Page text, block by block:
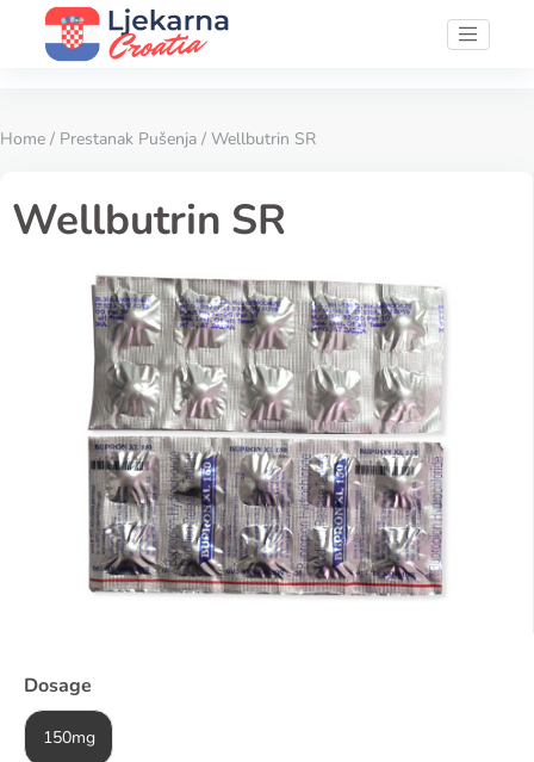
Home / Prestanak Pušenja / Wellbutrin SR
Wellbutrin SR
Dosage
150mg